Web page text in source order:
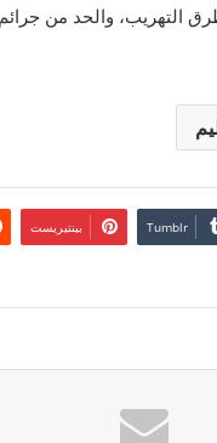
التهريب، والحد من
بينتيريست